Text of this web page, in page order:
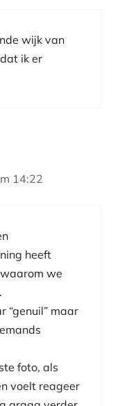
wijk van
ik er
14:22
heeft
we
“genuil” maar
foto, als
voelt reageer